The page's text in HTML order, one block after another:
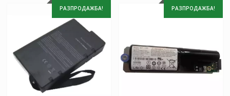
РАЗПРОДАЖБА! РАЗПРОДАЖБА!